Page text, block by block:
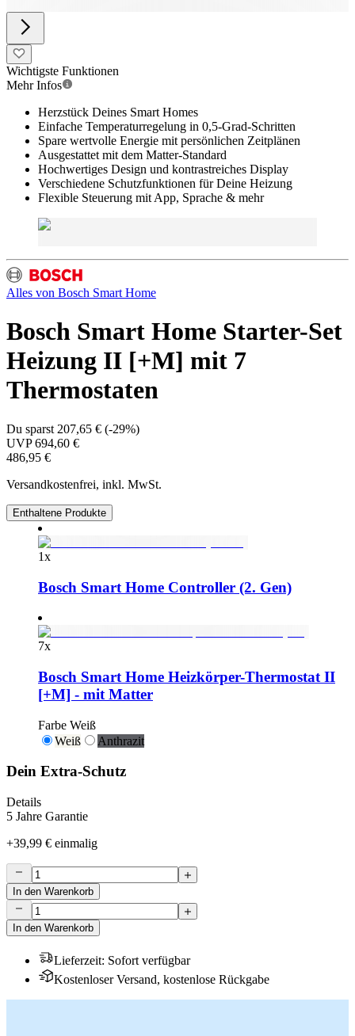
Wichtigste Funktionen
Mehr Infos
Herzstück Deines Smart Homes
Einfache Temperaturregelung in 0,5-Grad-Schritten
Spare wertvolle Energie mit persönlichen Zeitplänen
Ausgestattet mit dem Matter-Standard
Hochwertiges Design und kontrastreiches Display
Verschiedene Schutzfunktionen für Deine Heizung
Flexible Steuerung mit App, Sprache & mehr
Alles von Bosch Smart Home
Bosch Smart Home Starter-Set
Heizung II [+M] mit 7
Thermostaten
Du sparst 207,65 € (-29%)
UVP694,60 €
486,95 €
Versandkostenfrei, inkl. MwSt.
Enthaltene Produkte
1x
Bosch Smart Home Controller (2. Gen)
7x
Bosch Smart Home Heizkörper-Thermostat II
[+M] - mit Matter
Farbe Weiß
Weiß
Anthrazit
Dein Extra-Schutz
Details
5 Jahre Garantie
+39,99 € einmalig
In den Warenkorb
In den Warenkorb
Lieferzeit: Sofort verfügbar
Kostenloser Versand, kostenlose Rückgabe